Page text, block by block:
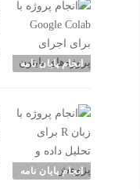
انجام پایان نامه
انجام پایان نامه